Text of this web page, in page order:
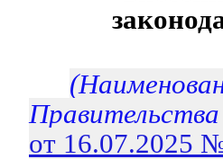
от 16.07.2025